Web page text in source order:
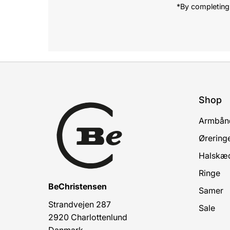
*By
BeChristensen
Strandvejen 287
2920 Charlottenlund
Shop
Ringe
Samer
Sale